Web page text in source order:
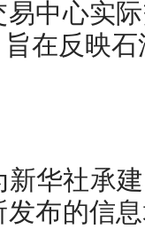
中心实
在反映
华社承
布的信